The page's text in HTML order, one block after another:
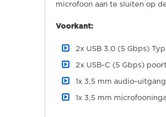
microfoon aan te sluiten op
Voorkant:
2x USB 3.0 (5 Gbps)
2x USB-C (5 Gbps)
1x 3,5 mm audio-uitgang
1x 3,5 mm